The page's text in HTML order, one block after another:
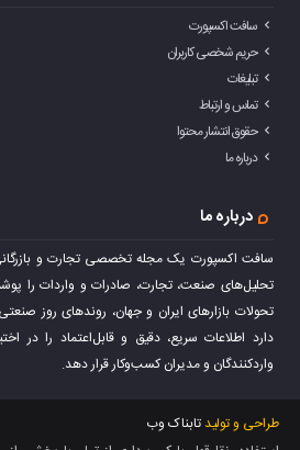
سافت اکسپورت
حریم شخصی کاربران
تبلیغات
تماس و ارتباط
حقوق انتشار محتوا
درباره ما
درباره ما
سافت اکسپورت یک مجله تخصصی تجارت و
تحلیل‌های صنعت، تجارت، صادرات و واردات را
تحولات بازارهای ایران و جهان، روندهای روز
دارد اطلاعات سریع، دقیق و قابل‌اعتماد را در
واردکنندگان و مدیران کسب‌وکار قرار دهد.
طراحی و تولیدتابناک وب